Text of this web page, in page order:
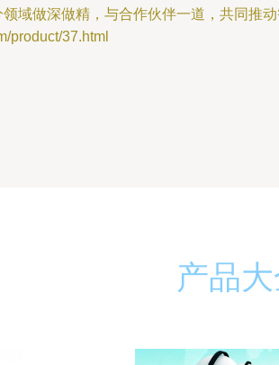
域做深做精，与合作伙伴一道，共同推
product/37.html
产品